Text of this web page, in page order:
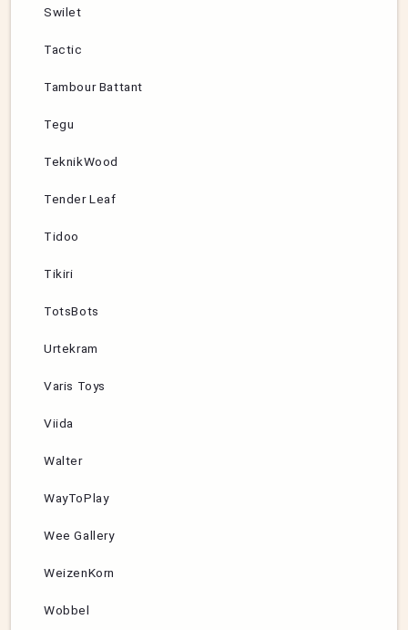
Swilet
Tactic
Tambour Battant
Tegu
TeknikWood
Tender Leaf
Tidoo
Tikiri
TotsBots
Urtekram
Varis Toys
Viida
Walter
WayToPlay
Wee Gallery
WeizenKorn
Wobbel